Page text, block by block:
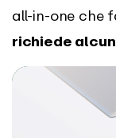
all-in-one che
richiede